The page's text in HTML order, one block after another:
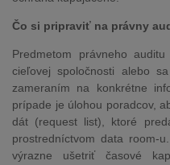
Čo si pripraviť na právny
Predmetom právneho
cieľovej spoločnosti alebo
zameraním na konkrétne
prípade je úlohou poradcov,
dát (request list), ktoré
prostredníctvom data room-
výrazne ušetriť časové